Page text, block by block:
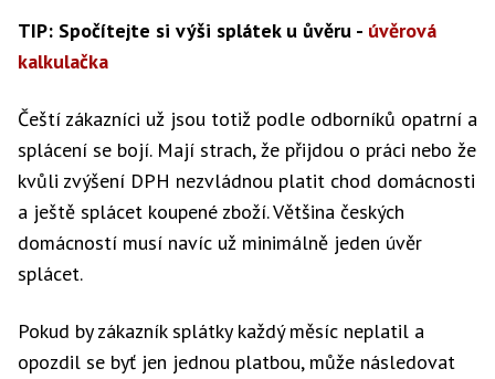
TIP: Spočítejte si výši splátek u ůvěru - úvěrová
kalkulačka
Čeští zákazníci už jsou totiž podle odborníků opatrní a
splácení se bojí. Mají strach, že přijdou o práci nebo že
kvůli zvýšení DPH nezvládnou platit chod domácnosti
a ještě splácet koupené zboží. Většina českých
domácností musí navíc už minimálně jeden úvěr
splácet.
Pokud by zákazník splátky každý měsíc neplatil a
opozdil se byť jen jednou platbou, může následovat